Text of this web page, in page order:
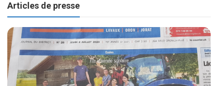
Articles de presse